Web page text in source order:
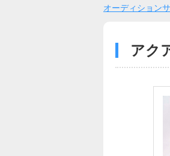
オーディション
アク